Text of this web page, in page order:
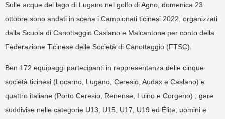
Sulle acque del lago di Lugano nel golfo di Agno, domenica 23
ottobre sono andati in scena i Campionati ticinesi 2022, organizzati
dalla Scuola di Canottaggio Caslano e Malcantone per conto della
Federazione Ticinese delle Società di Canottaggio (FTSC).
Ben 172 equipaggi partecipanti in rappresentanza delle cinque
società ticinesi (Locarno, Lugano, Ceresio, Audax e Caslano) e
quattro italiane (Porto Ceresio, Renense, Luino e Corgeno) ; gare
suddivise nelle categorie U13, U15, U17, U19 ed Élite, uomini e